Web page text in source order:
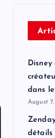
dans
August
détails